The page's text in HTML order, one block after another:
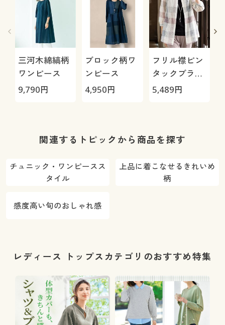
三河木綿縞柄
ワンピース
9,790円
ブロック柄ワ
ンピース
4,950円
フリル襟ピン
タックブラウ
ス
5,489円
関連するトピックから商品を探す
チュニック・ワンピースス
タイル
上品に着こなせるきれいめ
柄
感度高い旬のおしゃれ感
レディース トップスカテゴリのおすすめ特集